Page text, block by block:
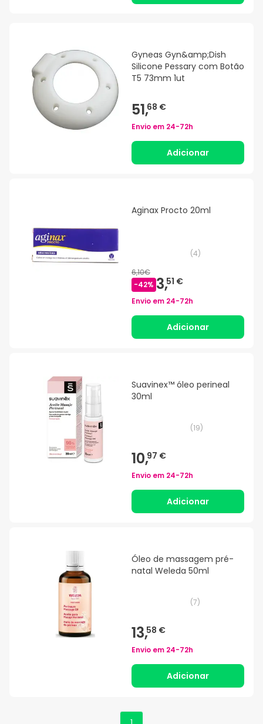
Gyneas Gyn&amp;Dish
Silicone Pessary com Botão
T5 73mm 1ut
51,68 €
Envio em 24-72h
Adicionar
Aginax Procto 20ml
(4)
6,10€
-42% 3,51 €
Envio em 24-72h
Adicionar
Suavinex™ óleo perineal
30ml
(19)
10,97 €
Envio em 24-72h
Adicionar
Óleo de massagem pré-
natal Weleda 50ml
(7)
13,58 €
Envio em 24-72h
Adicionar